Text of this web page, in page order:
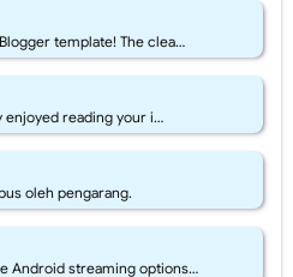
template! The clea…
enjoyed reading your i…
oleh pengarang.
Android streaming options…